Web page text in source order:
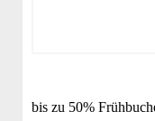
bis zu 50%